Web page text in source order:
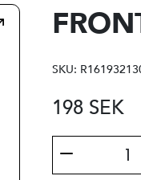
SKU:
198 SEK